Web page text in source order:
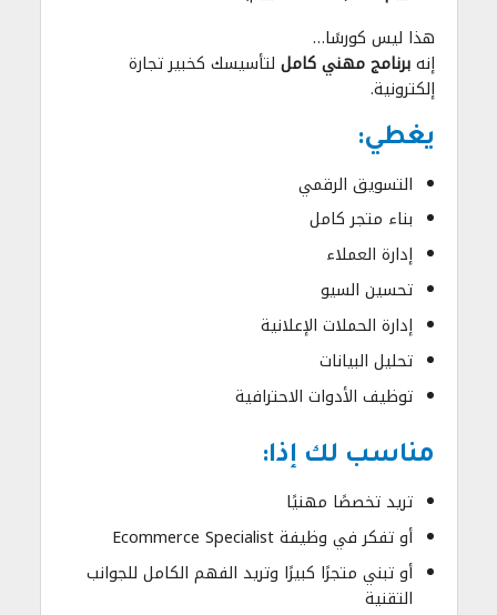
هذا ليس كورسًا…
إنهبرنامج مهني كامل لتأسيسك كخبير تجارة
إلكترونية.
يغطي:
التسويق الرقمي
بناء متجر كامل
إدارة العملاء
تحسين السيو
إدارة الحملات الإعلانية
تحليل البيانات
توظيف الأدوات الاحترافية
مناسب لك إذا:
تريد تخصصًا مهنيًا
أو تفكر في وظيفة Ecommerce Specialist
أو تبني متجرًا كبيرًا وتريد الفهم الكامل للجوانب
التقنية